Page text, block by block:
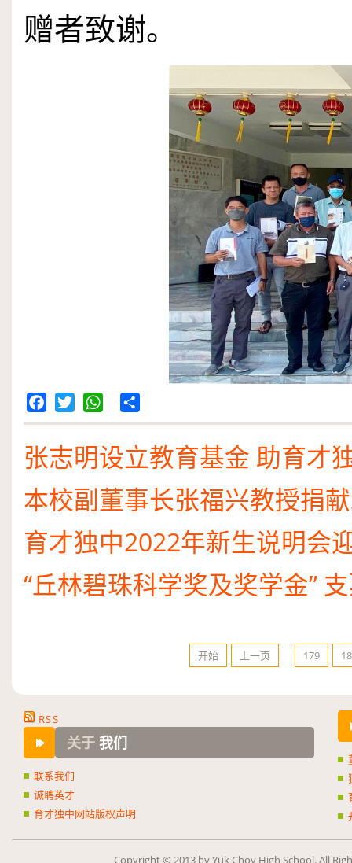
赠者致谢。
Facebook
TwitterWhatsApp
Share
张志明设立教育基金 助育才
本校副董事长张福兴教授捐献
育才独中2022年新生说明会
“丘林碧珠科学奖及奖学金”
开始 上一页 179
RSS
关于 我们
联系我们
诚聘英才
育才独中网站版权声明
Copy­right © 2013 by Yuk Choy High School. All